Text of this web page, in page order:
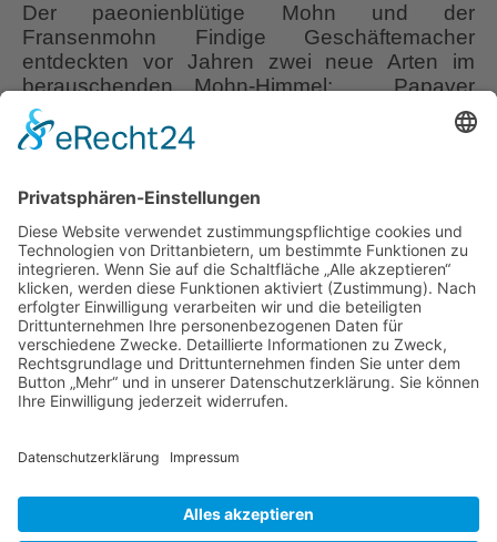
Der paeonienblütige Mohn und der
Fransenmohn Findige Geschäftemacher
entdeckten vor Jahren zwei neue Arten im
berauschenden Mohn-Himmel: Papaver
paeoniflorum und Papaver laciniatum Das
klingt erst einmal ganz wunderbar, hat aber
inzwischen dazu übergegangen, die Samen
anders zu benennen, nämlich: Papaver
somniferum x…Papaver
–
gute
Nacht
Schlafmohn
Liebe Leser! Ihr könnt euch per E-Mail
informieren lassen, wenn neue Artikel auf
Wurzerlsgarten erscheinen.Folgt dafür einfach
diesem Link und gebt dort eure E-Mailadresse